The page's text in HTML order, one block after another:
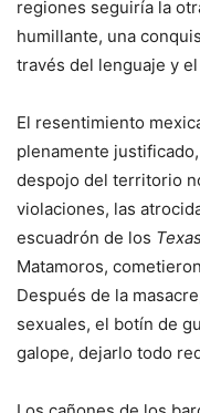
regiones seguiría la
humillante, una
través del lenguaje y
El resentimiento
plenamente
despojo del territorio
violaciones, las
escuadrón de los
Matamoros,
Después de la
sexuales, el botín de
galope, dejarlo todo